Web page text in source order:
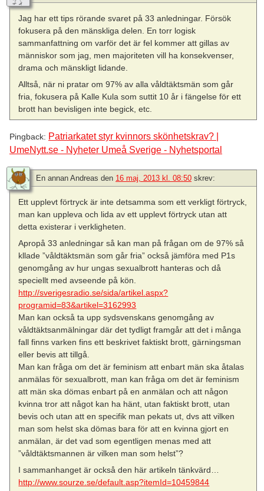
Jag har ett tips rörande svaret på 33 anledningar. Försök
fokusera på den mänskliga delen. En torr logisk
sammanfattning om varför det är fel kommer att gillas av
människor som jag, men majoriteten vill ha konsekvenser,
drama och mänskligt lidande.
Alltså, när ni pratar om 97% av alla våldtäktsmän som går
fria, fokusera på Kalle Kula som suttit 10 år i fängelse för ett
brott han bevisligen inte begick, etc.
Pingback: Patriarkatet styr kvinnors skönhetskrav? |
UmeNytt.se - Nyheter Umeå Sverige - Nyhetsportal
En annan Andreas den 16 maj, 2013 kl. 08:50 skrev:
Ett upplevt förtryck är inte detsamma som ett verkligt förtryck,
man kan uppleva och lida av ett upplevt förtryck utan att
detta existerar i verkligheten.
Apropå 33 anledningar så kan man på frågan om de 97% så
kllade ”våldtäktsmän som går fria” också jämföra med P1s
genomgång av hur ungas sexualbrott hanteras och då
speciellt med avseende på kön.
http://sverigesradio.se/sida/artikel.aspx?
programid=83&artikel=3162993
Man kan också ta upp sydsvenskans genomgång av
våldtäktsanmälningar där det tydligt framgår att det i många
fall finns varken fins ett beskrivet faktiskt brott, gärningsman
eller bevis att tillgå.
Man kan fråga om det är feminism att enbart män ska åtalas
anmälas för sexualbrott, man kan fråga om det är feminism
att män ska dömas enbart på en anmälan och att någon
kvinna tror att något kan ha hänt, utan faktiskt brott, utan
bevis och utan att en specifik man pekats ut, dvs att vilken
man som helst ska dömas bara för att en kvinna gjort en
anmälan, är det vad som egentligen menas med att
”våldtäktsmannen är vilken man som helst”?
I sammanhanget är också den här artikeln tänkvärd…
http://www.sourze.se/default.asp?itemId=10459844